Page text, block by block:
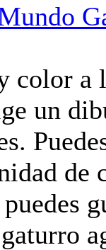
color a
un
de